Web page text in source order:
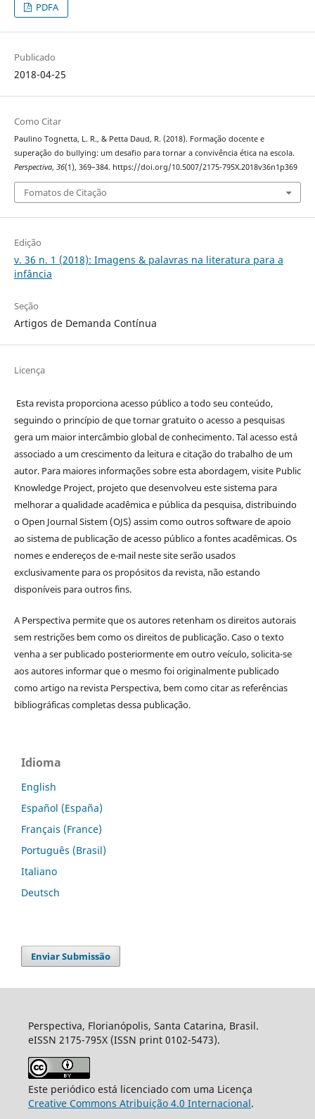
PDFA
Publicado
2018-04-25
Como Citar
Paulino Tognetta, L. R., & Petta Daud, R. (2018). Formação docente e
superação do bullying: um desafio para tornar a convivência ética na escola.
Perspectiva, 36(1), 369–384. https://doi.org/10.5007/2175-795X.2018v36n1p369
Fomatos de Citação
Edição
v. 36 n. 1 (2018): Imagens & palavras na literatura para a
infância
Seção
Artigos de Demanda Contínua
Licença
Esta revista proporciona acesso público a todo seu conteúdo,
seguindo o princípio de que tornar gratuito o acesso a pesquisas
gera um maior intercâmbio global de conhecimento. Tal acesso está
associado a um crescimento da leitura e citação do trabalho de um
autor. Para maiores informações sobre esta abordagem, visite Public
Knowledge Project, projeto que desenvolveu este sistema para
melhorar a qualidade acadêmica e pública da pesquisa, distribuindo
o Open Journal Sistem (OJS) assim como outros software de apoio
ao sistema de publicação de acesso público a fontes acadêmicas. Os
nomes e endereços de e-mail neste site serão usados
exclusivamente para os propósitos da revista, não estando
disponíveis para outros fins.
A Perspectiva permite que os autores retenham os direitos autorais
sem restrições bem como os direitos de publicação. Caso o texto
venha a ser publicado posteriormente em outro veículo, solicita-se
aos autores informar que o mesmo foi originalmente publicado
como artigo na revista Perspectiva, bem como citar as referências
bibliográficas completas dessa publicação.
Idioma
English
Español (España)
Français (France)
Português (Brasil)
Italiano
Deutsch
Enviar Submissão
Perspectiva, Florianópolis, Santa Catarina, Brasil.
eISSN 2175-795X (ISSN print 0102-5473).
Este periódico está licenciado com uma Licença
Creative Commons Atribuição 4.0 Internacional.